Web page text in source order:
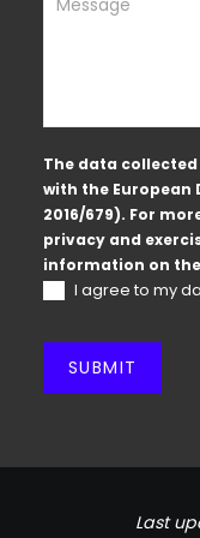
The data
with the European
2016/679). For
privacy and
information on
I agree to my
SUBMIT
Last